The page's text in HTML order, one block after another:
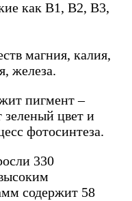
как В1, В2, В3,
магния, калия,
железа.
пигмент –
цвет и
фотосинтеза.
330
содержит 58